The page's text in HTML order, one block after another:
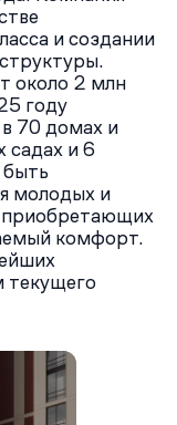
и создании
около 2 млн
году
70 домах и
садах и 6
молодых и
приобретающих
комфорт.
текущего